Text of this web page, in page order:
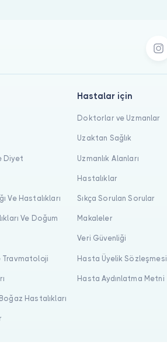
Diyet
Ve Hastalıkları
Ve Doğum
Travmatoloji
Hastalıkları
Hastalar için
Doktorlar ve Uzmanlar
Uzaktan Sağlık
Uzmanlık Alanları
Hastalıklar
Sıkça Sorulan Sorular
Makaleler
Veri Güvenliği
Hasta Üyelik Sözleşmesi
Hasta Aydınlatma Metni